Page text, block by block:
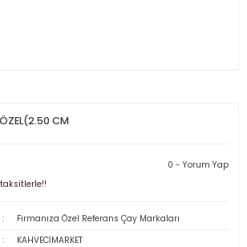
CM
0 - Yorum Yap
Firmanıza Özel Referans Çay Markaları
KAHVECİMARKET